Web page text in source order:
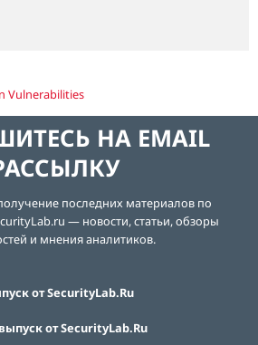
Vulnerabilities
НА EMAIL
последних материалов по
— новости, статьи, обзоры
и мнения аналитиков.
от SecurityLab.Ru
от SecurityLab.Ru